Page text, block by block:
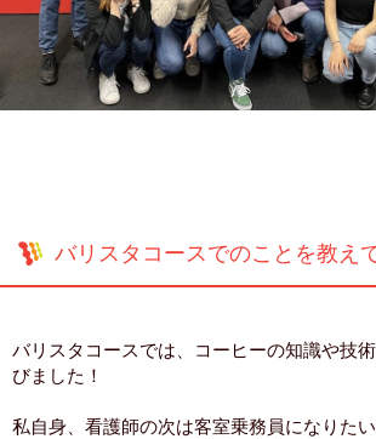
バリスタコースでのことを教え
バリスタコースでは、コーヒーの知識や技
びました！
私自身、看護師の次は客室乗務員になりた